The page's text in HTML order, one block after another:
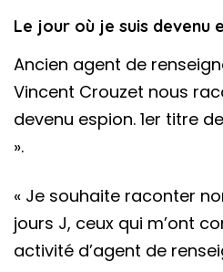
Le jour où je suis devenu
Ancien agent de
Vincent Crouzet nous
devenu espion. 1er titre
».
« Je souhaite raconter
jours J, ceux qui m’ont
activité d’agent de